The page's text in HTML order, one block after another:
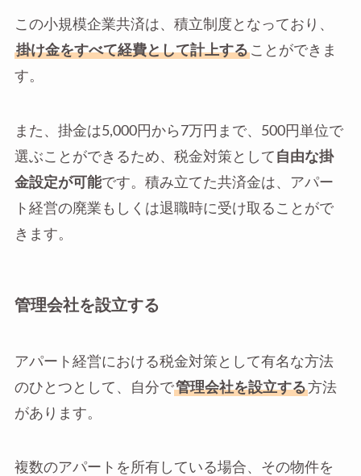
この小規模企業共済は、積立制度となっており、
掛け金をすべて経費として計上することができま
す。
また、掛金は5,000円から7万円まで、500円単位で
選ぶことができるため、税金対策として 自由な掛
金設定が可能です。積み立てた共済金は、アパー
ト経営の廃業もしくは退職時に受け取ることがで
きます。
管理会社を設立する
アパート経営における税金対策として有名な方法
のひとつとして、自分で管理会社を設立する方法
があります。
複数のアパートを所有している場合、その物件を